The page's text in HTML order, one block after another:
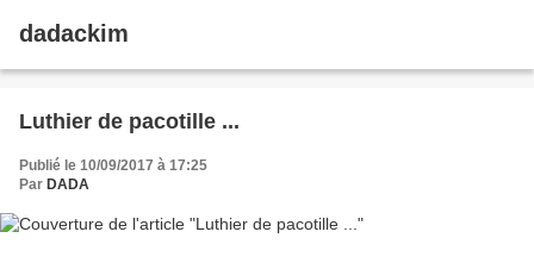
dadackim
Luthier de pacotille ...
Publié le 10/09/2017 à 17:25
Par DADA